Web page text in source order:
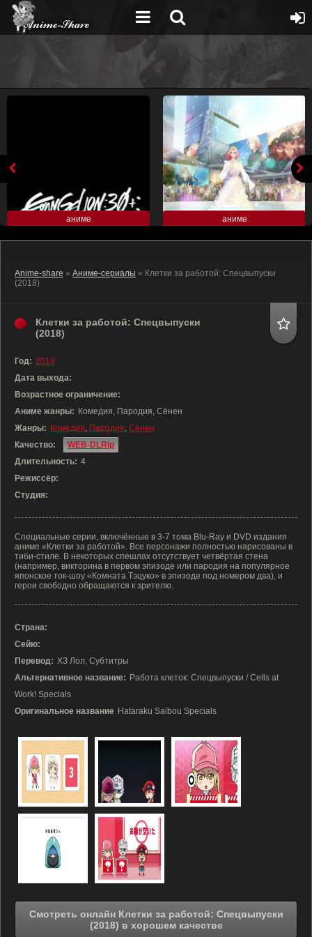
аниме аниме
Anime-share » Аниме-сериалы » Клетки за работой: Спецвыпуски
(2018)
Клетки за работой: Спецвыпуски
(2018)
Год: 2018
Дата выхода:
Возрастное ограничение:
Аниме жанры: Комедия, Пародия, Сёнен
Жанры: Комедия, Пародия, Сёнен
Качество:
WEB-DLRip
Длительность: 4
Режиссёр:
Студия:
Специальные серии, включённые в 3-7 тома Blu-Ray и DVD издания
аниме «Клетки за работой». Все персонажи полностью нарисованы в
тиби-стиле. В некоторых спешлах отсутствует четвёртая стена
(например, викторина в первом эпизоде или пародия на популярное
японское ток-шоу «Комната Тэцуко» в эпизоде под номером два), и
герои свободно обращаются к зрителю.
Страна:
Сейю:
Перевод: ХЗ Лол, Субтитры
Альтернативное название: Работа клеток: Спецвыпуски / Cells at
Work! Specials
Оригинальное название Hataraku Saibou Specials
Смотреть онлайн Клетки за работой: Спецвыпуски
(2018) в хорошем качестве